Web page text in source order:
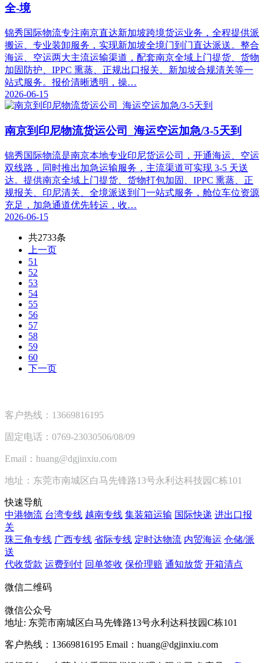
全-境
锦秀国际物流专注南京直达新加坡跨境货运业务，全程提供派
搬运、专业装卸服务，实现新加坡全境门到门直达派送。整合
海运、空运两大主流运输渠道，配套南京全域上门提货、货物
加固防护、IPPC 熏蒸、正规出口报关、新加坡合规清关等一
站式服务。报价清晰透明，操…
2026-06-15
南京到印尼物流货运公司_海运空运加急/3-5天到
锦秀国际物流是南京本地专业印尼货运公司，开通海运、空运
双线路，同时推出加急运输服务，主流渠道可实现 3-5 天送
达。提供南京全域上门提货、货物打包加固、IPPC 熏蒸、正
规报关、印尼清关、全境派送到门一站式服务，舱位车位资源
充足，加急通道优先转运，收…
2026-06-15
共2733条
上一页
51
52
53
54
55
56
57
58
59
60
下一页
客户热线：13669816195
固定电话：0769-23030506/08/09
Email：huang@dgjinxiu.com
地址：东莞市南城区白马先锋路13号永利达科技园C栋101
快速导航
中港物流 台湾专线 越南专线 集装箱运输 国际快递 进出口报
关
珠三角专线 广西专线 省际专线 定时达物流 内贸海运 仓储/派
送
代收货款 运费到付 回单签收 保价理赔 通知放货 开箱清点
微信二维码
微信公众号
地址: 东莞市南城区白马先锋路13号永利达科技园C栋101
客户热线：13669816195 Email：huang@dgjinxiu.com